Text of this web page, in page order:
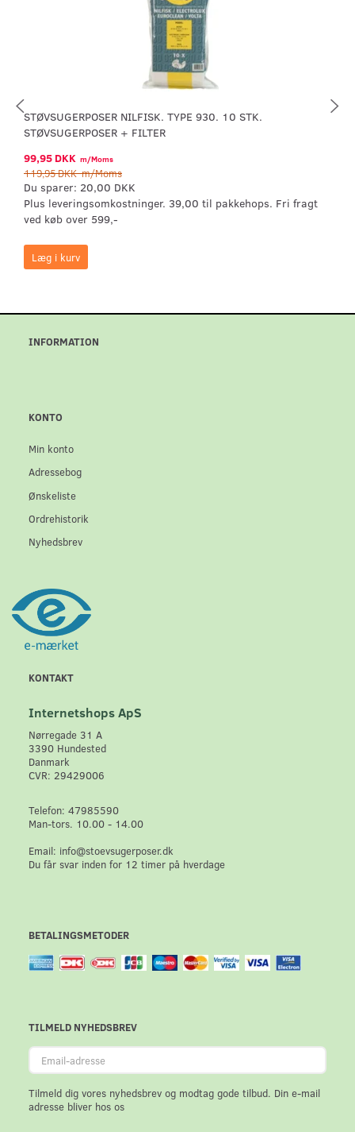
STØVSUGERPOSER NILFISK. TYPE 930. 10 STK.
STØVSUGERPOSER + FILTER
99,95 DKK m/Moms
119,95 DKKm/Moms
Du sparer: 20,00 DKK
Plus leveringsomkostninger. 39,00 til pakkehops. Fri fragt
ved køb over 599,-
Læg i kurv
INFORMATION
KONTO
Min konto
Adressebog
Ønskeliste
Ordrehistorik
Nyhedsbrev
KONTAKT
Internetshops ApS
Nørregade 31 A
3390 Hundested
Danmark
CVR: 29429006
Telefon: 47985590
Man-tors. 10.00 - 14.00
Email: info@stoevsugerposer.dk
Du får svar inden for 12 timer på hverdage
BETALINGSMETODER
TILMELD NYHEDSBREV
Email-
adresse
Tilmeld dig vores nyhedsbrev og modtag gode tilbud. Din e-mail
adresse bliver hos os